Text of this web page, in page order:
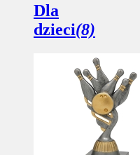
Dla
dzieci(8)